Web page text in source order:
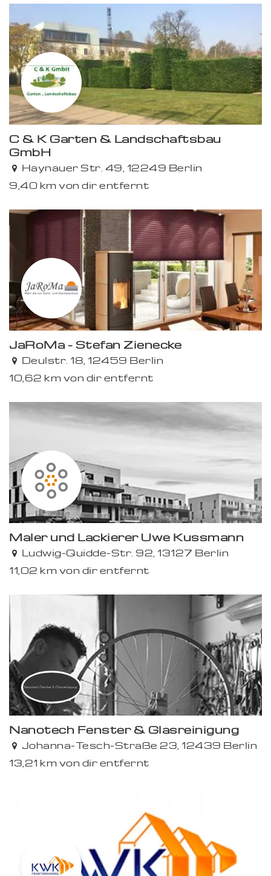
C & K Garten & Landschaftsbau
GmbH
Haynauer Str. 49, 12249 Berlin
9,40 km von dir entfernt
JaRoMa - Stefan Zienecke
Deulstr. 18, 12459 Berlin
10,62 km von dir entfernt
Maler und Lackierer Uwe Kussmann
Ludwig-Quidde-Str. 92, 13127 Berlin
11,02 km von dir entfernt
Nanotech Fenster & Glasreinigung
Johanna-Tesch-Straße 23, 12439 Berlin
13,21 km von dir entfernt